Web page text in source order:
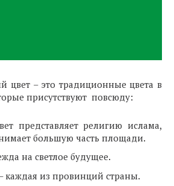
цвет – это традиционные цвета в
присутствуют повсюду:
представляет религию ислама,
большую часть площади.
на светлое будущее.
каждая из провинций страны.